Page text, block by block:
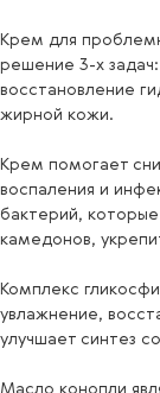
Крем для
решение 3-х
восстановление
жирной кожи.
Крем помогает
воспаления и
бактерий,
камедонов,
Комплекс
увлажнение,
улучшает синтез
Масло конопли